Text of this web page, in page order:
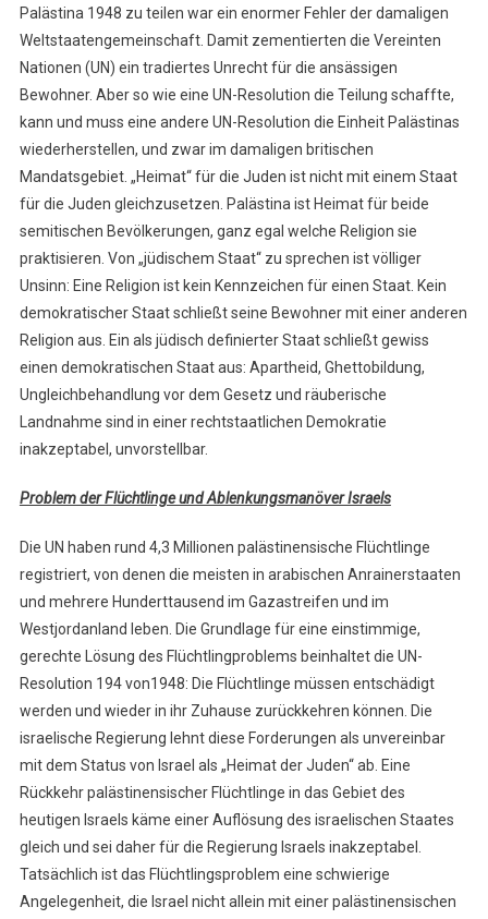
Palästina 1948 zu teilen war ein enormer Fehler der damaligen
Weltstaatengemeinschaft. Damit zementierten die Vereinten
Nationen (UN) ein tradiertes Unrecht für die ansässigen
Bewohner. Aber so wie eine UN-Resolution die Teilung schaffte,
kann und muss eine andere UN-Resolution die Einheit Palästinas
wiederherstellen, und zwar im damaligen britischen
Mandatsgebiet. „Heimat“ für die Juden ist nicht mit einem Staat
für die Juden gleichzusetzen. Palästina ist Heimat für beide
semitischen Bevölkerungen, ganz egal welche Religion sie
praktisieren. Von „jüdischem Staat“ zu sprechen ist völliger
Unsinn: Eine Religion ist kein Kennzeichen für einen Staat. Kein
demokratischer Staat schließt seine Bewohner mit einer anderen
Religion aus. Ein als jüdisch definierter Staat schließt gewiss
einen demokratischen Staat aus: Apartheid, Ghettobildung,
Ungleichbehandlung vor dem Gesetz und räuberische
Landnahme sind in einer rechtstaatlichen Demokratie
inakzeptabel, unvorstellbar.
Problem der Flüchtlinge und Ablenkungsmanöver Israels
Die UN haben rund 4,3 Millionen palästinensische Flüchtlinge
registriert, von denen die meisten in arabischen Anrainerstaaten
und mehrere Hunderttausend im Gazastreifen und im
Westjordanland leben. Die Grundlage für eine einstimmige,
gerechte Lösung des Flüchtlingproblems beinhaltet die UN-
Resolution 194 von1948: Die Flüchtlinge müssen entschädigt
werden und wieder in ihr Zuhause zurückkehren können. Die
israelische Regierung lehnt diese Forderungen als unvereinbar
mit dem Status von Israel als „Heimat der Juden“ ab. Eine
Rückkehr palästinensischer Flüchtlinge in das Gebiet des
heutigen Israels käme einer Auflösung des israelischen Staates
gleich und sei daher für die Regierung Israels inakzeptabel.
Tatsächlich ist das Flüchtlingsproblem eine schwierige
Angelegenheit, die Israel nicht allein mit einer palästinensischen